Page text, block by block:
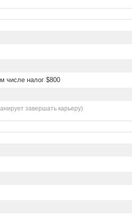
числе налог $800
завершать карьеру)